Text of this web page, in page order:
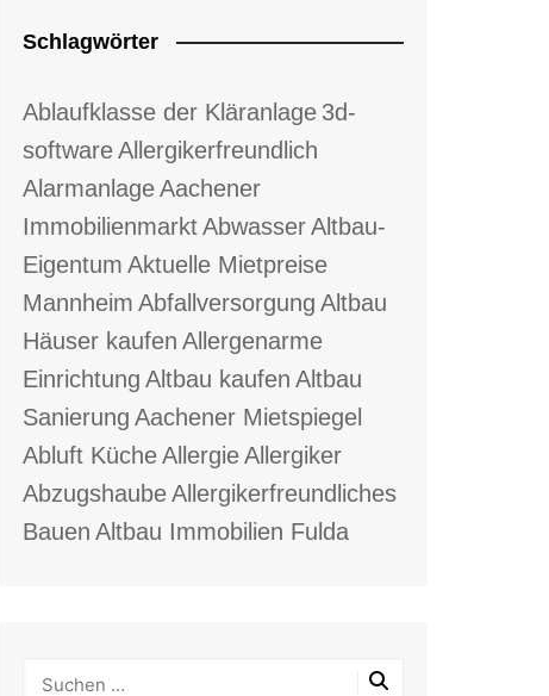
Schlagwörter
Ablaufklasse der Kläranlage 3d-
softwareAllergikerfreundlich
AlarmanlageAachener
ImmobilienmarktAbwasserAltbau-
Eigentum Aktuelle Mietpreise
Mannheim Abfallversorgung Altbau
Häuser kaufen Allergenarme
Einrichtung Altbau kaufen Altbau
Sanierung Aachener Mietspiegel
Abluft KücheAllergieAllergiker
AbzugshaubeAllergikerfreundliches
Bauen Altbau Immobilien Fulda